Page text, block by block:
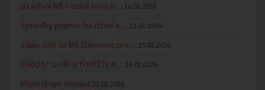
Uzavření MŠ v době letních… 16.06.2026
Výsledky přijímacího řízení k… 23.03.2026
Zápis dětí do MŠ Zlámanec pro… 25.02.2026
ŽÁDOST O PŘIJETÍ DÍTĚTE K… 25.02.2026
Planetárium Morava 23.02.2026